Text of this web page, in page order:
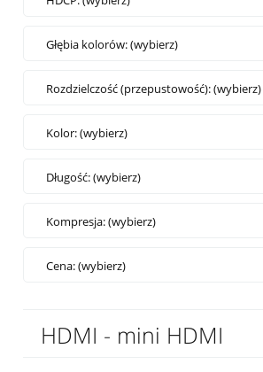
Głębia kolorów: (wybierz)
Rozdzielczość (przepustowość): (wybierz)
Kolor: (wybierz)
Długość: (wybierz)
Kompresja: (wybierz)
Cena: (wybierz)
HDMI - mini HDMI